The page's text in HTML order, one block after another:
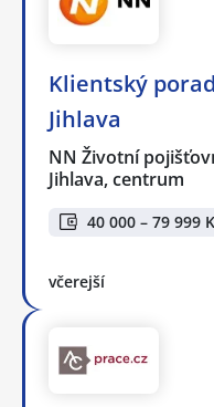
Klientský
Jihlava
NN Životní
Jihlava, centrum
40 000 – 79 999
včerejší